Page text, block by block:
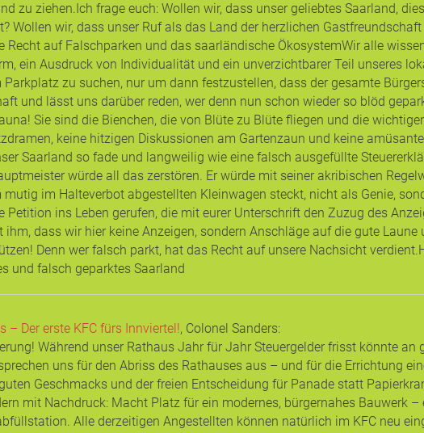
zu ziehen. ​Ich frage euch: Wollen wir, dass unser geliebtes Saarland,
Wollen wir, dass unser Ruf als das Land der herzlichen
Recht auf Falschparken und das saarländische Ökosystem ​Wir alle
ein Ausdruck von Individualität und ein unverzichtbarer Teil unseres
zu suchen, nur um dann festzustellen, dass der gesamte
und lässt uns darüber reden, wer denn nun schon wieder so blöd
Sie sind die Bienchen, die von Blüte zu Blüte fliegen und die
keine hitzigen Diskussionen am Gartenzaun und keine
Saarland so fade und langweilig wie eine falsch ausgefüllte
würde all das zerstören. Er würde mit seiner akribischen
im Halteverbot abgestellten Kleinwagen steckt, nicht als Genie,
Petition ins Leben gerufen, die mit eurer Unterschrift den Zuzug des
dass wir hier keine Anzeigen, sondern Anschläge auf die gute
Denn wer falsch parkt, hat das Recht auf unsere Nachsicht verdient.
und falsch geparktes Saarland
– Der erste KFC fürs Innviertel!, Colonel Sanders:
Während unser Rathaus Jahr für Jahr Steuergelder frisst könnte an
uns für den Abriss des Rathauses aus – und für die Errichtung
Geschmacks und der freien Entscheidung für Panade statt
mit Nachdruck: Macht Platz für ein modernes, bürgernahes Bauwerk
Alle derzeitigen Angestellten können natürlich im KFC neu